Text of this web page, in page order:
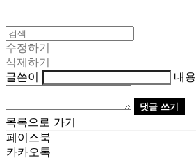
수정하기
삭제하기
글쓴이
내용
댓글 쓰기
목록으로 가기
페이스북
카카오톡